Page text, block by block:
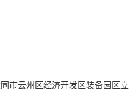
市云州区经济开发区装备园区立